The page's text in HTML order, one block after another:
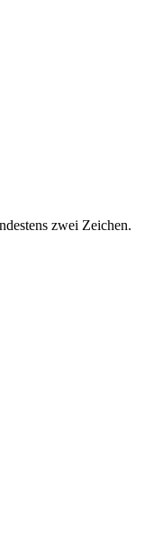
zwei Zeichen.